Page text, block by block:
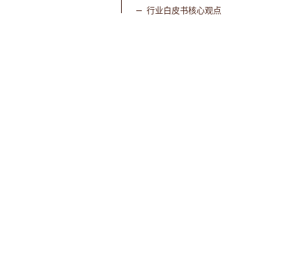
行业白皮书核心观点